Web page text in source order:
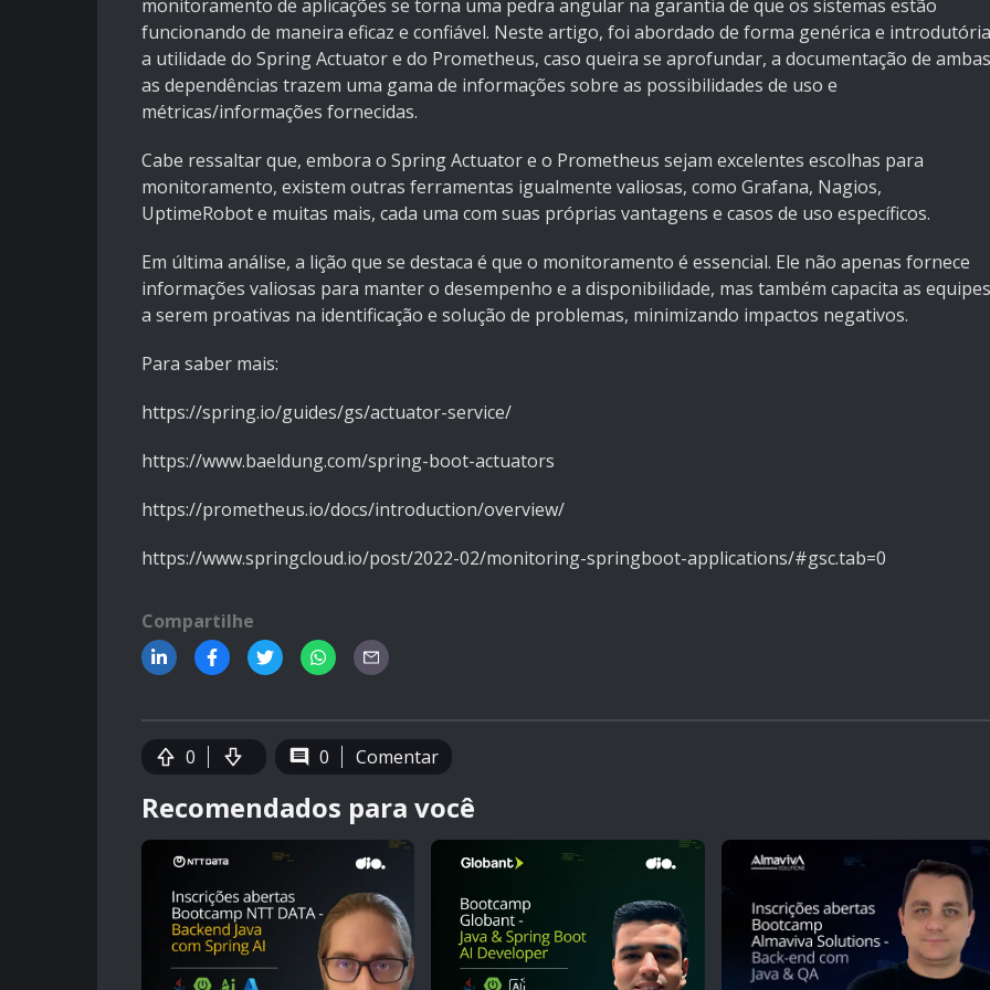
monitoramento de aplicações se torna uma pedra angular na garantia de que os sistemas estão
funcionando de maneira eficaz e confiável. Neste artigo, foi abordado de forma genérica e introdutória
a utilidade do Spring Actuator e do Prometheus, caso queira se aprofundar, a documentação de ambas
as dependências trazem uma gama de informações sobre as possibilidades de uso e
métricas/informações fornecidas.
Cabe ressaltar que, embora o Spring Actuator e o Prometheus sejam excelentes escolhas para
monitoramento, existem outras ferramentas igualmente valiosas, como Grafana, Nagios,
UptimeRobot e muitas mais, cada uma com suas próprias vantagens e casos de uso específicos.
Em última análise, a lição que se destaca é que o monitoramento é essencial. Ele não apenas fornece
informações valiosas para manter o desempenho e a disponibilidade, mas também capacita as equipes
a serem proativas na identificação e solução de problemas, minimizando impactos negativos.
Para saber mais:
https://spring.io/guides/gs/actuator-service/
https://www.baeldung.com/spring-boot-actuators
https://prometheus.io/docs/introduction/overview/
https://www.springcloud.io/post/2022-02/monitoring-springboot-applications/#gsc.tab=0
Compartilhe
0 0 Comentar
Recomendados para você